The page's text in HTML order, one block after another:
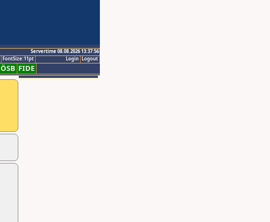
Servertime 08.08.2026 13:37:56
Logout
Login
FontSize:11pt
ÖSB FIDE